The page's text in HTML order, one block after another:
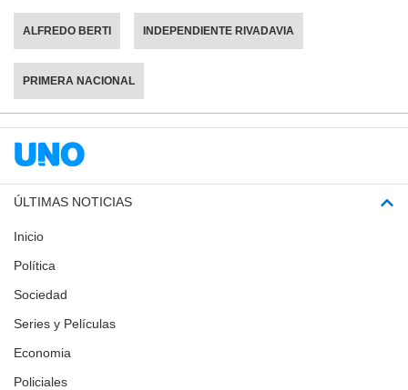
ALFREDO BERTI INDEPENDIENTE RIVADAVIA
PRIMERA NACIONAL
ÚLTIMAS NOTICIAS
Inicio
Política
Sociedad
Series y Películas
Economia
Policiales